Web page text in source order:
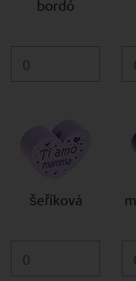
bordó
šeříková